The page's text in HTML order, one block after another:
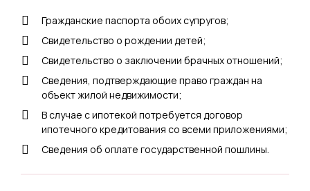
Гражданские паспорта обоих супругов;
Свидетельство о рождении детей;
Свидетельство о заключении брачных отношений;
Сведения, подтверждающие право граждан на
объект жилой недвижимости;
В случае с ипотекой потребуется договор
ипотечного кредитования со всеми приложениями;
Сведения об оплате государственной пошлины.